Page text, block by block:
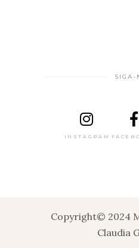
SIGA-
INSTAGRAM
Copyright© 2024
Claudia